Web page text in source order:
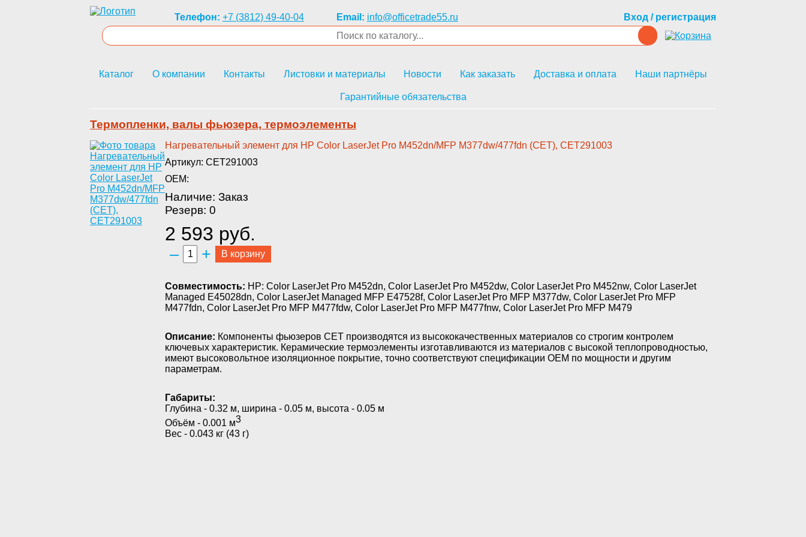
Телефон: +7 (3812) 49-40-04 Email: info@officetrade55.ru Вход / регистрация
Каталог О компании Контакты Листовки и материалы Новости Как заказать Доставка и оплата Наши партнёры
Гарантийные обязательства
Термопленки, валы фьюзера, термоэлементы
­Нагревательный элемент для HP ­Color LaserJet Pro M452dn/MFP ­M377dw/477fdn (CET), CET291003­
Артикул: CET291003
OEM:
Наличие: Заказ
Резерв: 0
2 593 руб.
– + В корзину
Совместимость: HP: Color LaserJet Pro M452dn, Color LaserJet Pro M452dw, Color LaserJet Pro M452nw, Color LaserJet
Managed E45028dn, Color LaserJet Managed MFP E47528f, Color LaserJet Pro MFP M377dw, Color LaserJet Pro MFP
M477fdn, Color LaserJet Pro MFP M477fdw, Color LaserJet Pro MFP M477fnw, Color LaserJet Pro MFP M479
Описание: Компоненты фьюзеров CET производятся из высококачественных материалов со строгим контролем
ключевых характеристик. Керамические термоэлементы изготавливаются из материалов с высокой теплопроводностью,
имеют высоковольтное изоляционное покрытие, точно соответствуют спецификации OEM по мощности и другим
параметрам.
Габариты:
Глубина - 0.32 м, ширина - 0.05 м, высота - 0.05 м
Объём - 0.001 м3
Вес - 0.043 кг (43 г)